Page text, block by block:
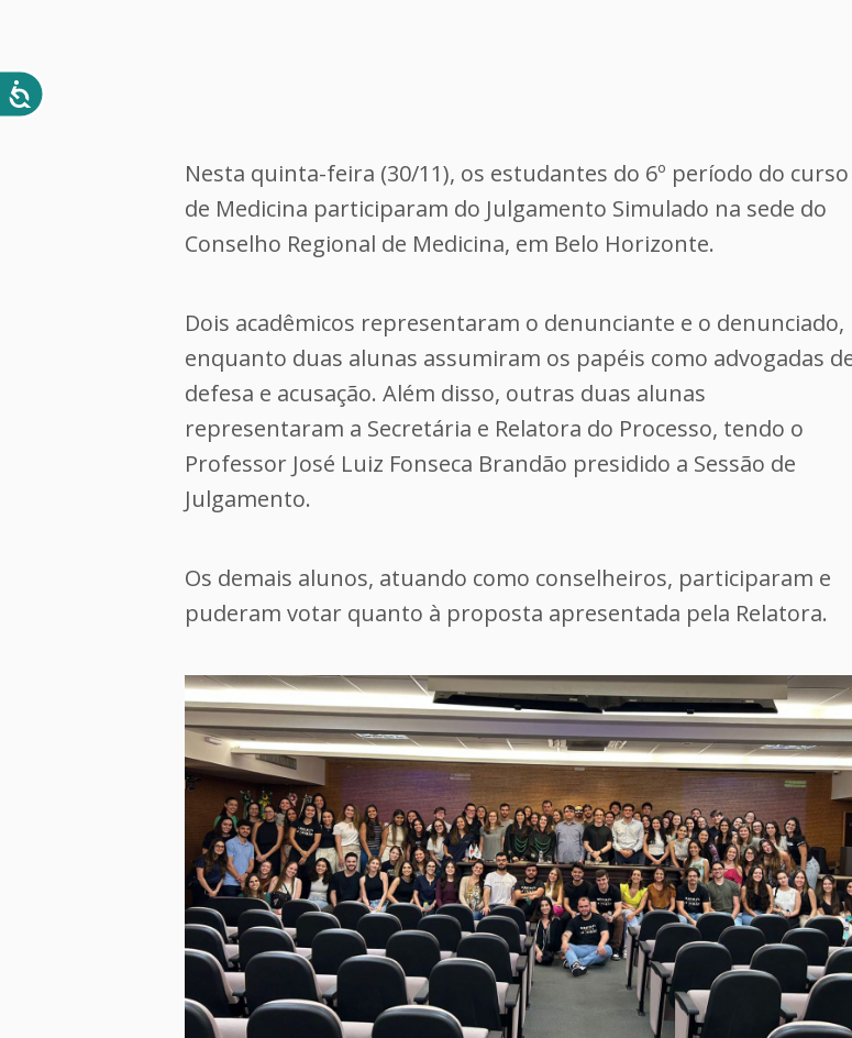
Nesta quinta-feira (30/11), os estudantes do 6º período do curso
de Medicina participaram do Julgamento Simulado na sede do
Conselho Regional de Medicina, em Belo Horizonte.
Dois acadêmicos representaram o denunciante e o denunciado,
enquanto duas alunas assumiram os papéis como advogadas
defesa e acusação. Além disso, outras duas alunas
representaram a Secretária e Relatora do Processo, tendo o
Professor José Luiz Fonseca Brandão presidido a Sessão de
Julgamento.
Os demais alunos, atuando como conselheiros, participaram e
puderam votar quanto à proposta apresentada pela Relatora.